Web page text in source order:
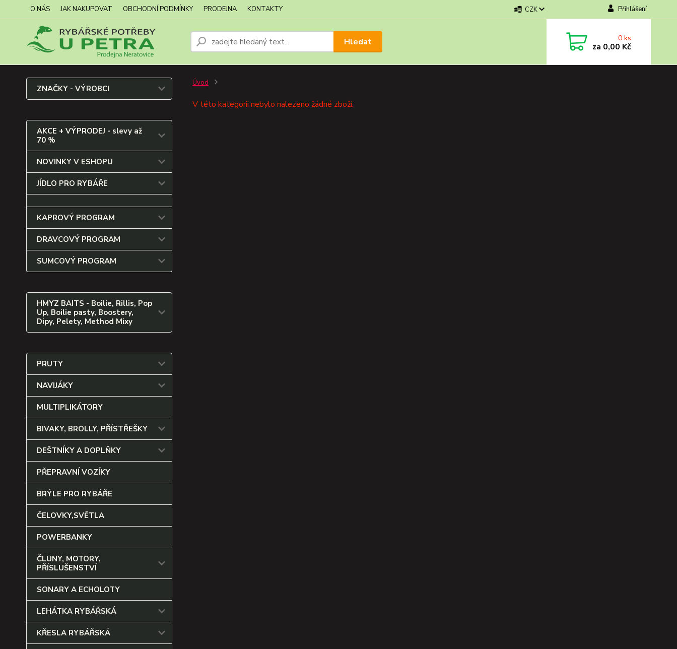
O NÁS JAK NAKUPOVAT OBCHODNÍ PODMÍNKY PRODEJNA KONTAKTY CZK Přihlášení
Hledat 0ks
za 0,00 Kč
ZNAČKY - VÝROBCI
AKCE + VÝPRODEJ - slevy až
70 %
NOVINKY V ESHOPU
JÍDLO PRO RYBÁŘE
KAPROVÝ PROGRAM
DRAVCOVÝ PROGRAM
SUMCOVÝ PROGRAM
HMYZ BAITS - Boilie, Rillis, Pop
Up, Boilie pasty, Boostery,
Dipy, Pelety, Method Mixy
PRUTY
NAVIJÁKY
MULTIPLIKÁTORY
BIVAKY, BROLLY, PŘÍSTŘEŠKY
DEŠTNÍKY A DOPLŇKY
PŘEPRAVNÍ VOZÍKY
BRÝLE PRO RYBÁŘE
ČELOVKY,SVĚTLA
POWERBANKY
ČLUNY, MOTORY,
PŘÍSLUŠENSTVÍ
SONARY A ECHOLOTY
LEHÁTKA RYBÁŘSKÁ
KŘESLA RYBÁŘSKÁ
Úvod
V této kategorii nebylo nalezeno žádné zboží.